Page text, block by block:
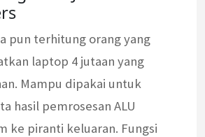
pun terhitung orang yang
laptop 4 jutaan yang
Mampu dipakai untuk
hasil pemrosesan ALU
ke piranti keluaran. Fungsi